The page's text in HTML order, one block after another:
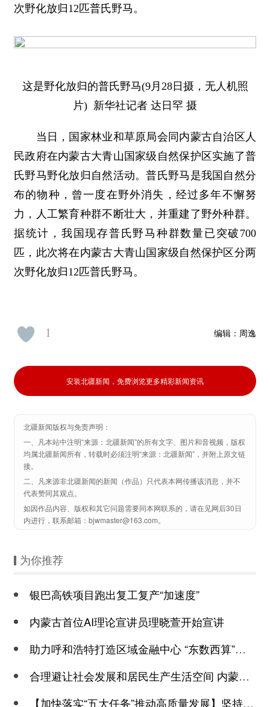
次野化放归12匹普氏野马。
这是野化放归的普氏野马(9月28日摄，无人机照
片) 新华社记者 达日罕 摄
当日，国家林业和草原局会同内蒙古自治区人
民政府在内蒙古大青山国家级自然保护区实施了普
氏野马野化放归自然活动。普氏野马是我国自然分
布的物种，曾一度在野外消失，经过多年不懈努
力，人工繁育种群不断壮大，并重建了野外种群。
据统计，我国现存普氏野马种群数量已突破700
匹，此次将在内蒙古大青山国家级自然保护区分两
次野化放归12匹普氏野马。
编辑： 周逸
1
安装北疆新闻，免费浏览更多精彩新闻资讯
北疆新闻版权与免责声明：
一、凡本站中注明“来源：北疆新闻”的所有文字、图片和音视频，版权
均属北疆新闻所有，转载时必须注明“来源：北疆新闻”，并附上原文链
接。
二、凡来源非北疆新闻的新闻（作品）只代表本网传播该消息，并不
代表赞同其观点。
如因作品内容、版权和其它问题需要同本网联系的，请在见网后30日
内进行，联系邮箱：bjwmaster@163.com。
为你推荐
银巴高铁项目跑出复工复产“加速度”
内蒙古首位AI理论宣讲员理晓萱开始宣讲
助力呼和浩特打造区域金融中心 “东数西算”重点建设工程落地和林格尔
合理避让社会发展和居民生产生活空间 内蒙古印发自然保护地体系发展规划
【加快落实“五大任务”推动高质量发展】坚持品牌化规模化产业化数字化 鄂